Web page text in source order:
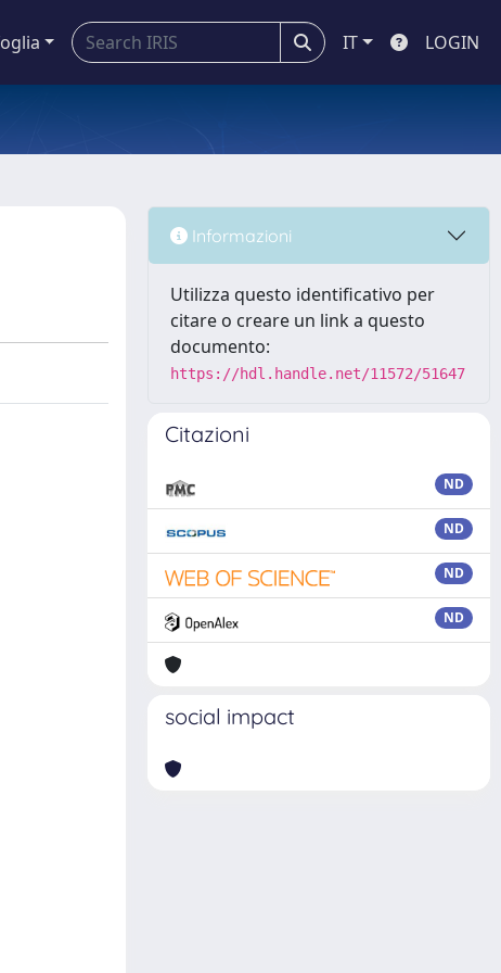
IT LOGIN
Informazioni
Utilizza questo identificativo per
citare o creare un link a questo
documento:
https://hdl.handle.net/11572/51647
Citazioni
ND
ND
ND
ND
social impact